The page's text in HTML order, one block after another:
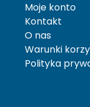
Moje konto
Kontakt
O nas
Warunki
Polityka